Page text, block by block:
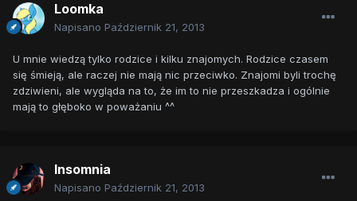
Loomka
Napisano Październik 21, 2013
U mnie wiedzą tylko rodzice i kilku znajomych. Rodzice czasem
się śmieją, ale raczej nie mają nic przeciwko. Znajomi byli trochę
zdziwieni, ale wygląda na to, że im to nie przeszkadza i ogólnie
mają to głęboko w poważaniu ^^
Insomnia
Napisano Październik 21, 2013